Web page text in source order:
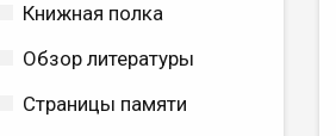
Книжная полка
Обзор литературы
Страницы памяти